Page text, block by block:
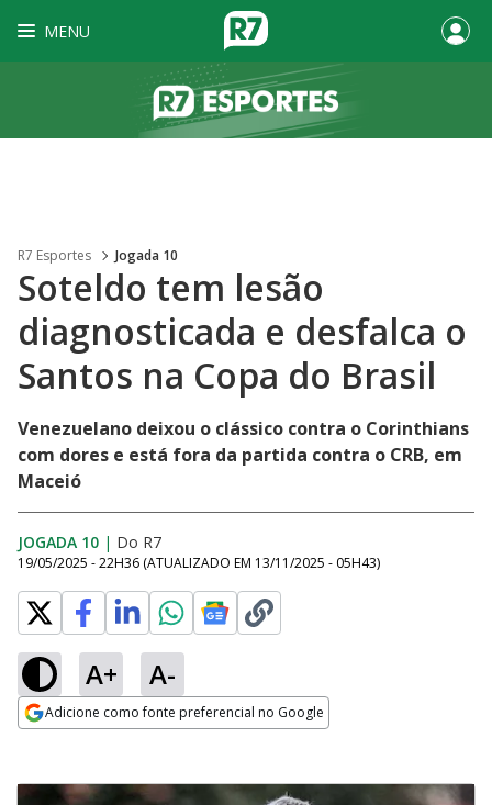
MENU
R7 Esportes Jogada 10
Soteldo tem lesão
diagnosticada e desfalca o
Santos na Copa do Brasil
Venezuelano deixou o clássico contra o Corinthians
com dores e está fora da partida contra o CRB, em
Maceió
JOGADA 10 | Do R7
19/05/2025 - 22H36 (ATUALIZADO EM 13/11/2025 - 05H43)
A+ A-
Adicione como fonte preferencial no Google